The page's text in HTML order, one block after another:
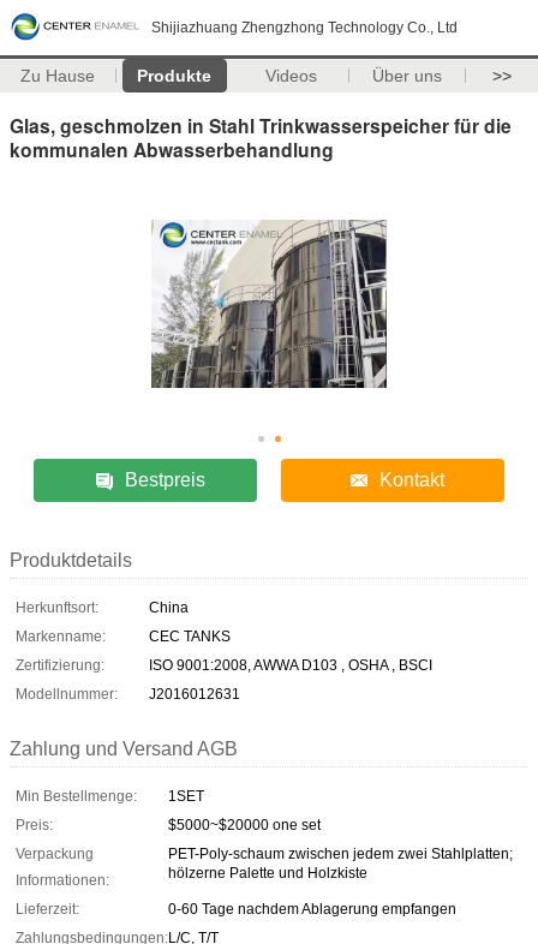
Shijiazhuang Zhengzhong Technology Co., Ltd
Zu Hause Produkte Videos Über uns >>
Glas, geschmolzen in Stahl Trinkwasserspeicher für die
kommunalen Abwasserbehandlung
Bestpreis Kontakt
Produktdetails
Herkunftsort:
China
Markenname:
CEC TANKS
Zertifizierung:
ISO 9001:2008, AWWA D103 , OSHA , BSCI
Modellnummer:
J2016012631
Zahlung und Versand AGB
Min Bestellmenge:
1SET
Preis:
$5000~$20000 one set
Verpackung
Informationen:
PET-Poly-schaum zwischen jedem zwei Stahlplatten;
hölzerne Palette und Holzkiste
Lieferzeit:
0-60 Tage nachdem Ablagerung empfangen
Zahlungsbedingungen:L/C, T/T